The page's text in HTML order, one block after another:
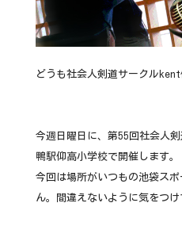
どうも社会人剣道サークルkent
今週日曜日に、第55回社会人
鴨駅仰高小学校で開催します。
今回は場所がいつもの池袋ス
ん。間違えないように気をつけ